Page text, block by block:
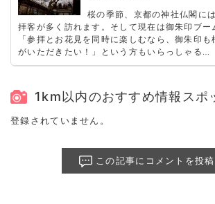
桜の季節、京都の神社仏閣に
拝客が多く訪れます。そして現在は御朱印ブー
「参拝とお花見を同時に楽しむなら、御朱印
がいただきたい！」という方もいらっしゃる…
1km以内のおすすめ情報スポ
登録されていません。
この記事にコメントを投